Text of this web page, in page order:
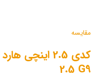
مقایسه
2.5 G9